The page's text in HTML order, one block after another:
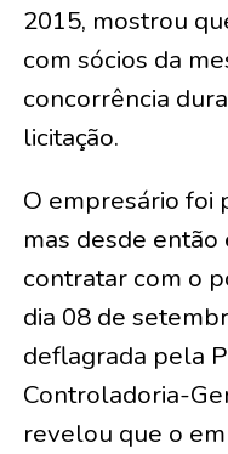
2015, mostrou
com sócios da
concorrência
licitação.
O empresário foi
mas desde
contratar com o
dia 08 de
deflagrada pela
Controladoria-
revelou que o